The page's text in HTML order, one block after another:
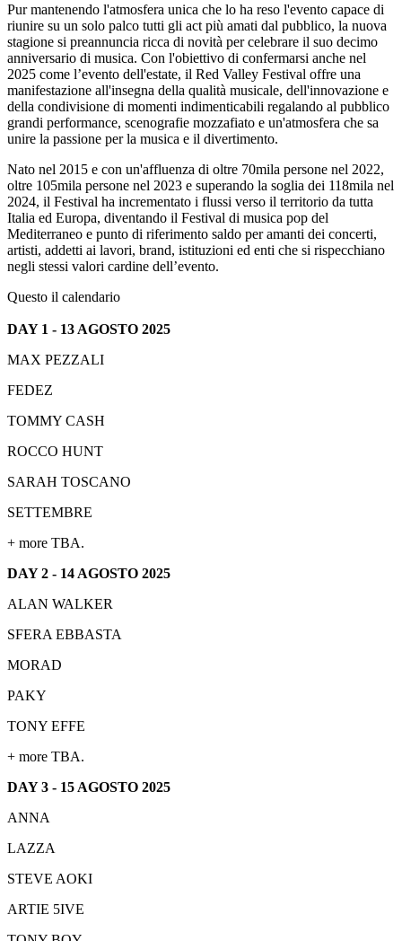
Pur mantenendo l'atmosfera unica che lo ha reso l'evento capace di
riunire su un solo palco tutti gli act più amati dal pubblico, la nuova
stagione si preannuncia ricca di novità per celebrare il suo decimo
anniversario di musica. Con l'obiettivo di confermarsi anche nel
2025 come l’evento dell'estate, il Red Valley Festival offre una
manifestazione all'insegna della qualità musicale, dell'innovazione e
della condivisione di momenti indimenticabili regalando al pubblico
grandi performance, scenografie mozzafiato e un'atmosfera che sa
unire la passione per la musica e il divertimento.
Nato nel 2015 e con un'affluenza di oltre 70mila persone nel 2022,
oltre 105mila persone nel 2023 e superando la soglia dei 118mila nel
2024, il Festival ha incrementato i flussi verso il territorio da tutta
Italia ed Europa, diventando il Festival di musica pop del
Mediterraneo e punto di riferimento saldo per amanti dei concerti,
artisti, addetti ai lavori, brand, istituzioni ed enti che si rispecchiano
negli stessi valori cardine dell’evento.
Questo il calendario
DAY 1 - 13 AGOSTO 2025
MAX PEZZALI
FEDEZ
TOMMY CASH
ROCCO HUNT
SARAH TOSCANO
SETTEMBRE
+ more TBA.
DAY 2 - 14 AGOSTO 2025
ALAN WALKER
SFERA EBBASTA
MORAD
PAKY
TONY EFFE
+ more TBA.
DAY 3 - 15 AGOSTO 2025
ANNA
LAZZA
STEVE AOKI
ARTIE 5IVE